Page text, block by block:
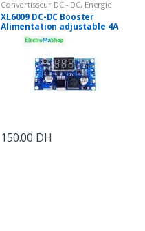
Convertisseur DC - DC, Energie
XL6009 DC-DC Booster
Alimentation adjustable 4A
avec affichage Numérique
LM2577
150.00 DH